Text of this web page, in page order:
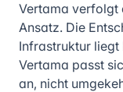
Vertama verfolgt
Ansatz. Die
Infrastruktur
Vertama passt
an, nicht